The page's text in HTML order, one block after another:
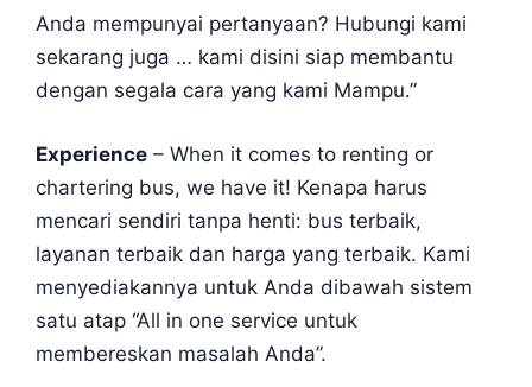
Anda mempunyai pertanyaan? Hubungi kami
sekarang juga … kami disini siap membantu
dengan segala cara yang kami Mampu.”
Experience – When it comes to renting or
chartering bus, we have it! Kenapa harus
mencari sendiri tanpa henti: bus terbaik,
layanan terbaik dan harga yang terbaik. Kami
menyediakannya untuk Anda dibawah sistem
satu atap “All in one service untuk
membereskan masalah Anda”.